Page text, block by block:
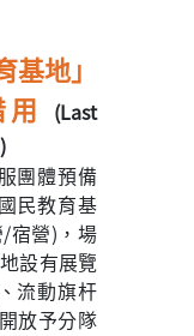
基地」
(Last
團體預備
民教育基
宿營)，場
設有展覽
流動旗杆
放予分隊